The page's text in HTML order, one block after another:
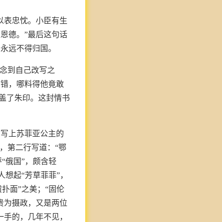
表忠忱。小臣有生
德。”最后这句话
远不得归国。
到自己改写之
，哪料得他竟敢
了朱印。这封情书
上苏菲亚公主的
第二行写道：“鄂
俄国”，颇含轻
起“芳草菲菲”，
面”之美；“固伦
为摄政，又是两位
的，几年不见，